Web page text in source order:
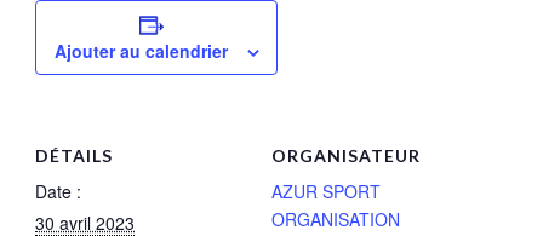
Ajouter au calendrier
DÉTAILS
Date :
30 avril 2023
ORGANISATEUR
AZUR SPORT
ORGANISATION